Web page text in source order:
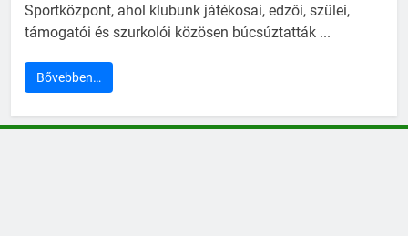
Sportközpont, ahol klubunk játékosai, edzői, szülei,
támogatói és szurkolói közösen búcsúztatták ...
Bővebben…